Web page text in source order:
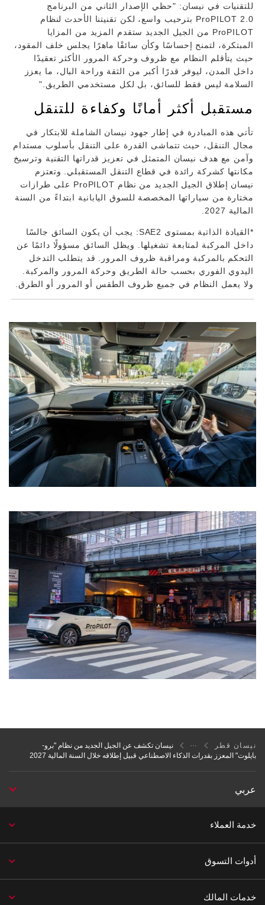
للتقنيات في نيسان: "حظي الإصدار الثاني من البرنامج
ProPILOT 2.0 بترحيب واسع، لكن تقنيتنا الأحدث لنظام
ProPILOT من الجيل الجديد ستقدم المزيد من المزايا
المبتكرة، لتمنح إحساسًا وكأن سائقًا ماهرًا يجلس خلف المقود،
حيث يتأقلم النظام مع ظروف وحركة المرور الأكثر تعقيدًا
داخل المدن، ليوفر قدرًا أكبر من الثقة وراحة البال، ما يعزز
السلامة ليس فقط للسائق، بل لكل مستخدمي الطريق."
مستقبل أكثر أمانًا وكفاءة للتنقل
تأتي هذه المبادرة في إطار جهود نيسان الشاملة للابتكار في
مجال التنقل، حيث تتماشى القدرة على التنقل بأسلوب مستدام
وآمن مع هدف نيسان المتمثل في تعزيز قدراتها التقنية وترسيخ
مكانتها كشركة رائدة في قطاع التنقل المستقبلي. وتعتزم
نيسان إطلاق الجيل الجديد من نظام ProPILOT على طرازات
مختارة من سياراتها المخصصة للسوق اليابانية ابتداءً من السنة
المالية 2027.
*القيادة الذاتية بمستوى SAE2: يجب أن يكون السائق جالسًا
داخل المركبة لمتابعة تشغيلها. ويظل السائق مسؤولًا دائمًا عن
التحكم بالمركبة ومراقبة ظروف المرور. قد يتطلب التدخل
اليدوي الفوري بحسب حالة الطريق وحركة المرور والمركبة.
ولا يعمل النظام في جميع ظروف الطقس أو المرور أو الطرق.
نيسان قطر
نيسان تكشف عن الجيل الجديد من نظام "برو-
بايلوت" المعزز بقدرات الذكاء الاصطناعي قبيل إطلاقه خلال السنة المالية 2027
عربي
خدمة العملاء
أدوات التسوق
خدمات المالك